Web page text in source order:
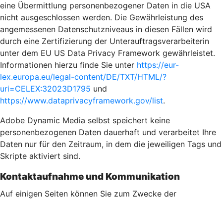
eine Übermittlung personenbezogener Daten in die USA
nicht ausgeschlossen werden. Die Gewährleistung des
angemessenen Datenschutzniveaus in diesen Fällen wird
durch eine Zertifizierung der Unterauftragsverarbeiterin
unter dem EU US Data Privacy Framework gewährleistet.
Informationen hierzu finde Sie unter https://eur-
lex.europa.eu/legal-content/DE/TXT/HTML/?
uri=CELEX:32023D1795 und
https://www.dataprivacyframework.gov/list.
Adobe Dynamic Media selbst speichert keine
personenbezogenen Daten dauerhaft und verarbeitet Ihre
Daten nur für den Zeitraum, in dem die jeweiligen Tags und
Skripte aktiviert sind.
Kontaktaufnahme und Kommunikation
Auf einigen Seiten können Sie zum Zwecke der